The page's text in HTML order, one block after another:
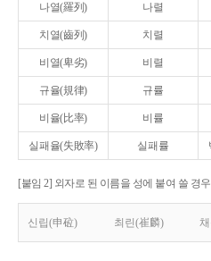
나열(羅列) 나렬
치열(齒列) 치렬
비열(卑劣) 비렬
규율(規律) 규률
비율(比率) 비률
실패율(失敗率) 실패률
[붙임 2] 외자로 된 이름을 성에 붙여 쓸 경
신립(申砬) 최린(崔麟)